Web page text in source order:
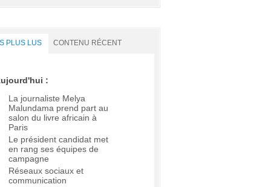
PLUS LUS CONTENU RÉCENT
:
La journaliste Melya
Malundama prend part au
salon du livre africain à
Paris
Le président candidat met
en rang ses équipes de
campagne
Réseaux sociaux et
communication